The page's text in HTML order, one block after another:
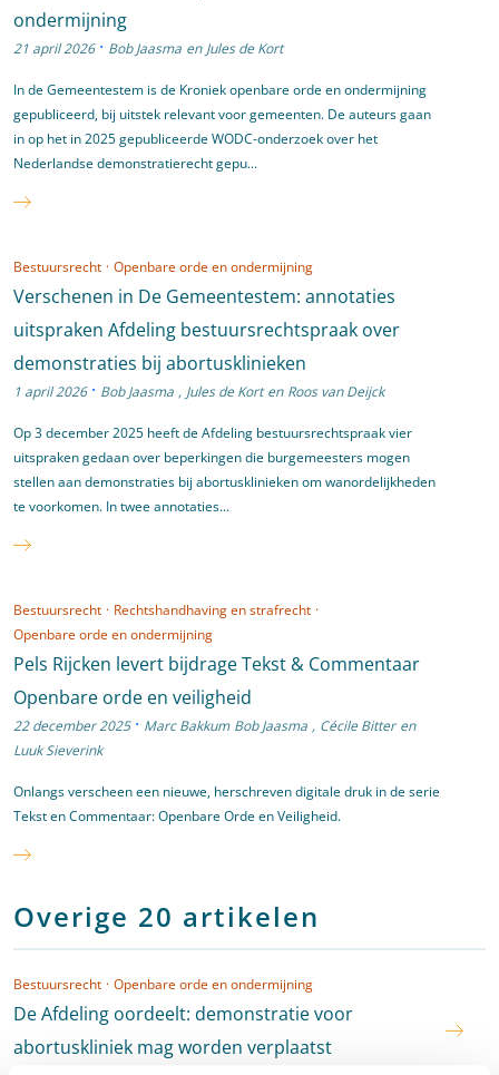
ondermijning
21 april 2026 · Bob Jaasma en Jules de Kort
In de Gemeentestem is de Kroniek openbare orde en ondermijning
gepubliceerd, bij uitstek relevant voor gemeenten. De auteurs gaan
in op het in 2025 gepubliceerde WODC-onderzoek over het
Nederlandse demonstratierecht gepu...
Bestuursrecht · Openbare orde en ondermijning
Verschenen in De Gemeentestem: annotaties
uitspraken Afdeling bestuursrechtspraak over
demonstraties bij abortusklinieken
1 april 2026 · Bob Jaasma , Jules de Kort en Roos van Deijck
Op 3 december 2025 heeft de Afdeling bestuursrechtspraak vier
uitspraken gedaan over beperkingen die burgemeesters mogen
stellen aan demonstraties bij abortusklinieken om wanordelijkheden
te voorkomen. In twee annotaties...
Bestuursrecht · Rechtshandhaving en strafrecht ·
Openbare orde en ondermijning
Pels Rijcken levert bijdrage Tekst & Commentaar
Openbare orde en veiligheid
22 december 2025 · Marc Bakkum Bob Jaasma , Cécile Bitter en
Luuk Sieverink
Onlangs verscheen een nieuwe, herschreven digitale druk in de serie
Tekst en Commentaar: Openbare Orde en Veiligheid.
Overige 20 artikelen
Bestuursrecht · Openbare orde en ondermijning
De Afdeling oordeelt: demonstratie voor
abortuskliniek mag worden verplaatst